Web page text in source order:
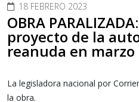
18 FEBRERO 2023
OBRA
proyecto de la
reanuda en marzo
La legisladora nacional por
la obra.